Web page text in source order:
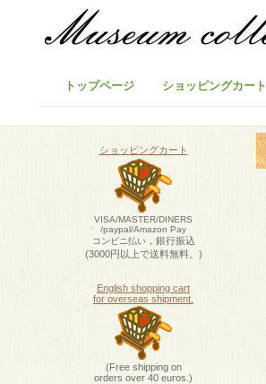
トップページ ショッピングカート
ショッピングカート
VISA/MASTER/DINERS
/paypal/Amazon Pay
コンビニ払い，銀行振込
(3000円以上で送料無料。)
English shopping cart
for overseas shipment.
(Free shipping on
orders over 40 euros.)